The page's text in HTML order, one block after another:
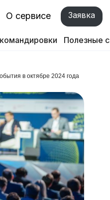
О сервисе Заявка
Полезные
в октябре 2024 года